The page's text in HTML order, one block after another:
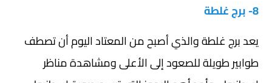
8- برج غلطة
يعد برج غلطة والذي أصبح من المعتاد اليوم أن تصطف
طوابير طويلة للصعود إلى الأعلى ومشاهدة مناظر